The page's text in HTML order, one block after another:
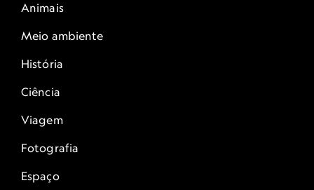
Animais
Meio ambiente
História
Ciência
Viagem
Fotografia
Espaço